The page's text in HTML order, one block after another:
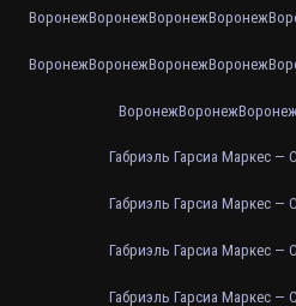
ВоронежВоронежВоронежВоронеж
ВоронежВоронежВоронежВоронеж
ВоронежВоронежВоронеж
Габриэль Гарсиа Маркес —
Габриэль Гарсиа Маркес —
Габриэль Гарсиа Маркес —
Габриэль Гарсиа Маркес —